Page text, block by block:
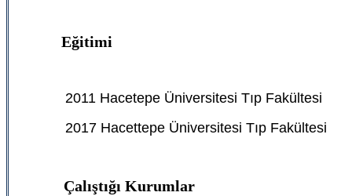
Eğitimi
2011 Hacetepe Üniversitesi Tıp Fakültesi
2017 Hacettepe Üniversitesi Tıp Fakültesi
Çalıştığı Kurumlar